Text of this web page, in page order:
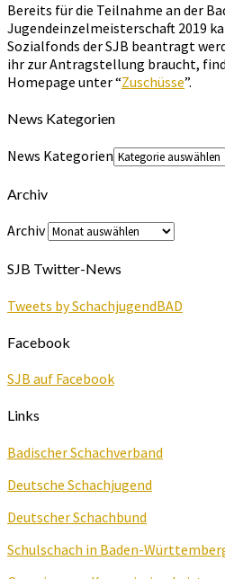
Bereits für die Teilnahme an der
Jugendeinzelmeisterschaft 2019
Sozialfonds der SJB beantragt
ihr zur Antragstellung braucht,
Homepage unter “Zuschüsse”.
News Kategorien
News Kategorien
Archiv
Archiv
SJB Twitter-News
Tweets by SchachjugendBAD
Facebook
SJB auf Facebook
Links
Badischer Schachverband
Deutsche Schachjugend
Deutscher Schachbund
Schulschach in Baden-